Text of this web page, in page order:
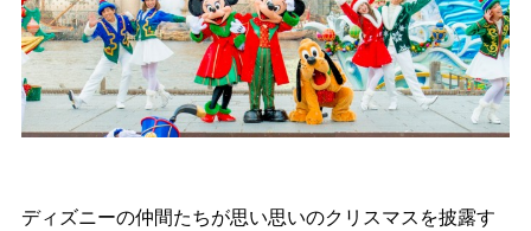
ディズニーの仲間たちが思い思いのクリスマスを披露す